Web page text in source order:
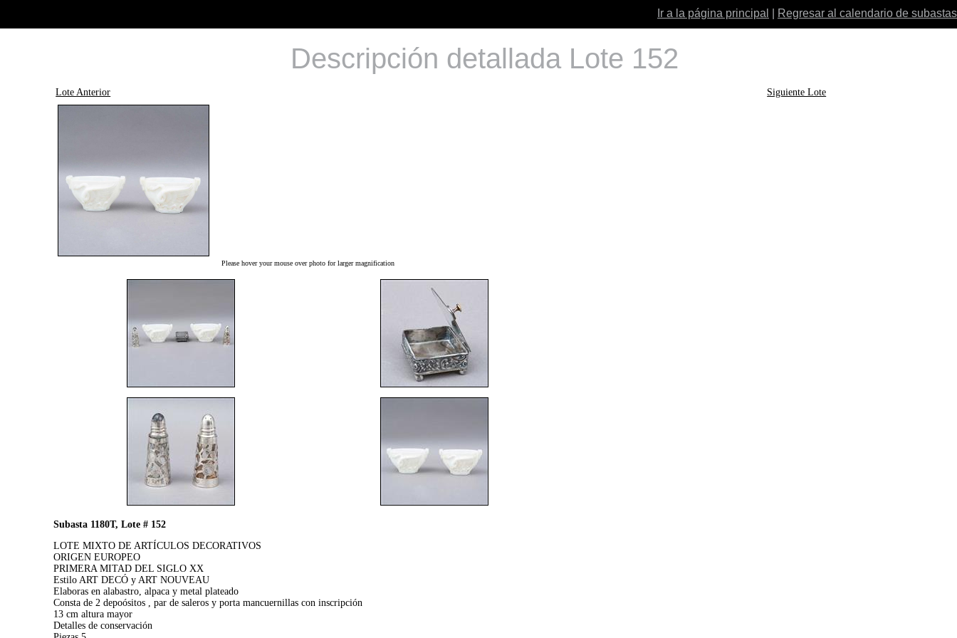
Ir a la página principal Regresar al calendario de subastas
Descripción detallada Lote 152
Lote Anterior Siguiente Lote
Please hover your mouse over photo for larger magnification
Subasta 1180T, Lote # 152
LOTE MIXTO DE ARTÍCULOS DECORATIVOS
ORIGEN EUROPEO
PRIMERA MITAD DEL SIGLO XX
Estilo ART DECÓ y ART NOUVEAU
Elaboras en alabastro, alpaca y metal plateado
Consta de 2 depoósitos , par de saleros y porta mancuernillas con inscripción
13 cm altura mayor
Detalles de conservación